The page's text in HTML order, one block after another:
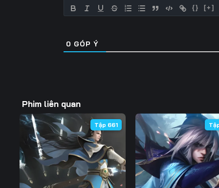
Tập 70 Tập 71
Tập 104 Tập 105 Tập 106
Tập 111 Tập 113
Tập 118 Tập 119 Tập 120
Tập 125 Tập 126 Tập 127
{} [+]
0 GÓP Ý
Phim liên quan
Tập 661